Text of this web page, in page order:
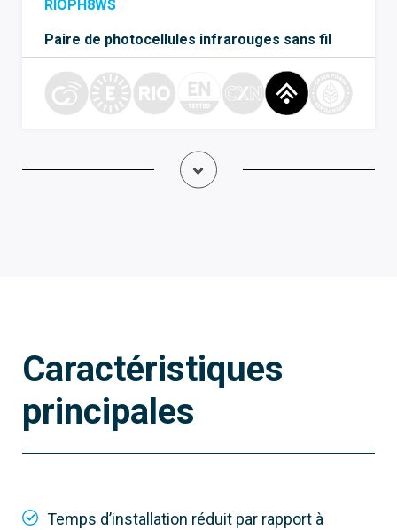
RIOPH8WS
Paire de photocellules infrarouges sans fil
806SS-0020
RIOED8WS
sensibles résistifs
Caractéristiques
principales
Temps d’installation réduit par rapport à